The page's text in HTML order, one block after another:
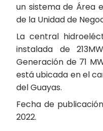
un sistema de Área
de la Unidad de
La central
instalada de
Generación de 71
está ubicada en el
del Guayas.
Fecha de
2022.